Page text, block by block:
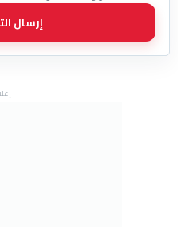
إرسال